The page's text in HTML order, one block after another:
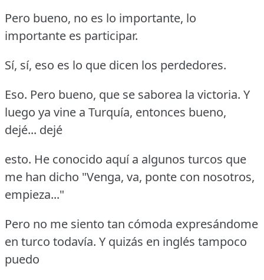
Pero bueno, no es lo importante, lo
importante es participar.
Sí, sí, eso es lo que dicen los perdedores.
Eso. Pero bueno, que se saborea la victoria. Y
luego ya vine a Turquía, entonces bueno,
dejé... dejé
esto. He conocido aquí a algunos turcos que
me han dicho "Venga, va, ponte con nosotros,
empieza..."
Pero no me siento tan cómoda expresándome
en turco todavía. Y quizás en inglés tampoco
puedo